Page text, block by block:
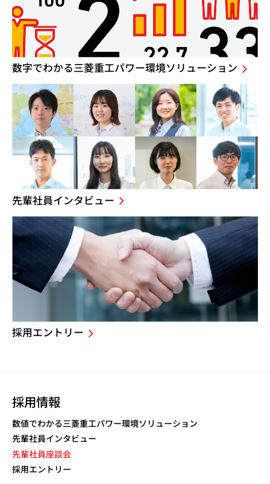
数字でわかる三菱重工パワー環境ソリューション
先輩社員インタビュー
採用エントリー
採用情報
数値でわかる三菱重工パワー環境ソリューション
先輩社員インタビュー
先輩社員座談会
採用エントリー